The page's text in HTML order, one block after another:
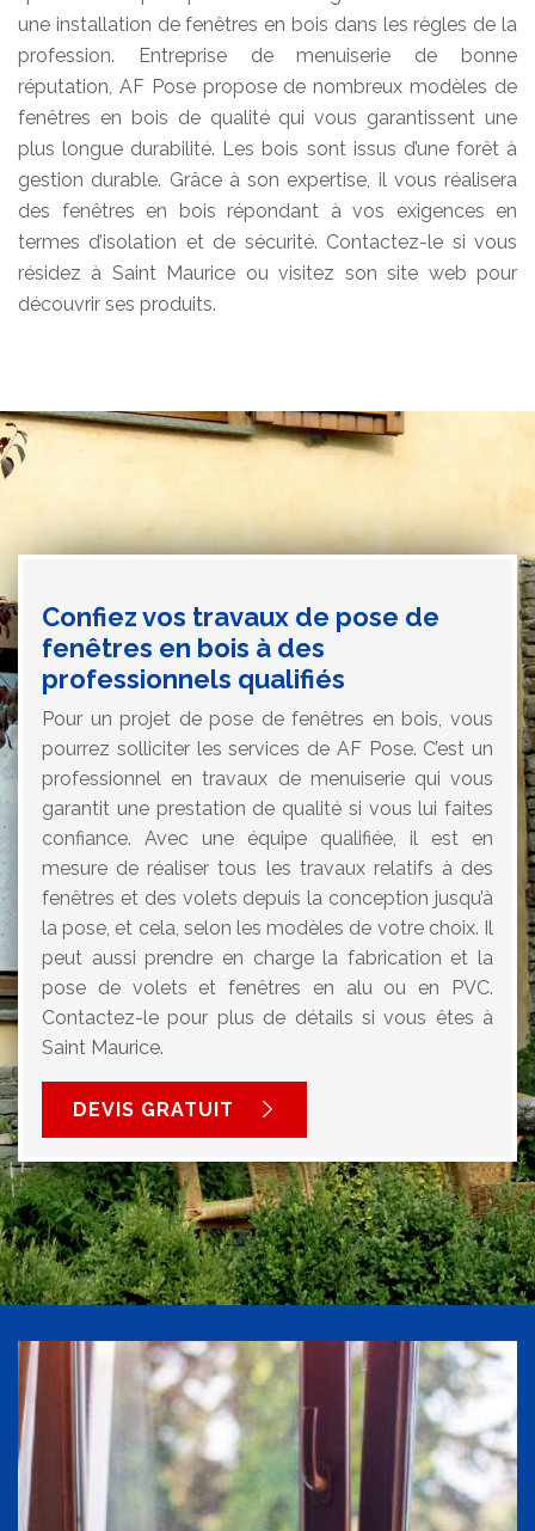
une installation de fenêtres en bois dans les règles de la
profession. Entreprise de menuiserie de bonne
réputation, AF Pose propose de nombreux modèles de
fenêtres en bois de qualité qui vous garantissent une
plus longue durabilité. Les bois sont issus d’une forêt à
gestion durable. Grâce à son expertise, il vous réalisera
des fenêtres en bois répondant à vos exigences en
termes d’isolation et de sécurité. Contactez-le si vous
résidez à Saint Maurice ou visitez son site web pour
découvrir ses produits.
Confiez vos travaux de pose de
fenêtres en bois à des
professionnels qualifiés
Pour un projet de pose de fenêtres en bois, vous
pourrez solliciter les services de AF Pose. C’est un
professionnel en travaux de menuiserie qui vous
garantit une prestation de qualité si vous lui faites
confiance. Avec une équipe qualifiée, il est en
mesure de réaliser tous les travaux relatifs à des
fenêtres et des volets depuis la conception jusqu’à
la pose, et cela, selon les modèles de votre choix. Il
peut aussi prendre en charge la fabrication et la
pose de volets et fenêtres en alu ou en PVC.
Contactez-le pour plus de détails si vous êtes à
Saint Maurice.
DEVIS GRATUIT